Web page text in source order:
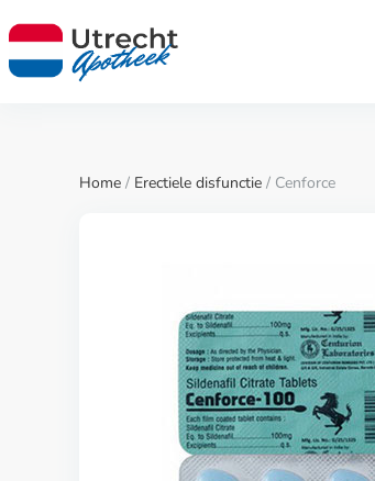
Home / Erectiele disfunctie / Cenforce